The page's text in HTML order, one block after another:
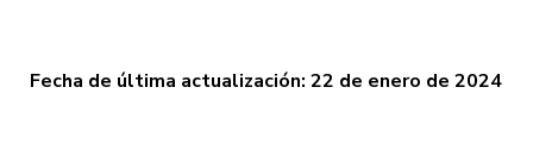
Fecha de última actualización: 22 de enero de 2024